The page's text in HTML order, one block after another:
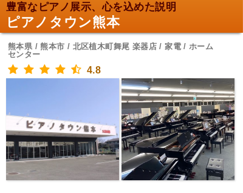
豊富なピアノ展示、心を込めた説明
ピアノタウン熊本
熊本県 / 熊本市 / 北区植木町舞尾 楽器店 / 家電 / ホーム
センター
4.8